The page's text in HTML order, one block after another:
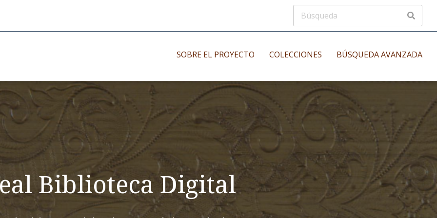
SOBRE EL PROYECTO COLECCIONES
Impresos antiguos
Impresos modernos
Impresos menores
Manuscritos musicales
Incunables
BÚSQUEDA AVANZADA
Biblioteca Digital